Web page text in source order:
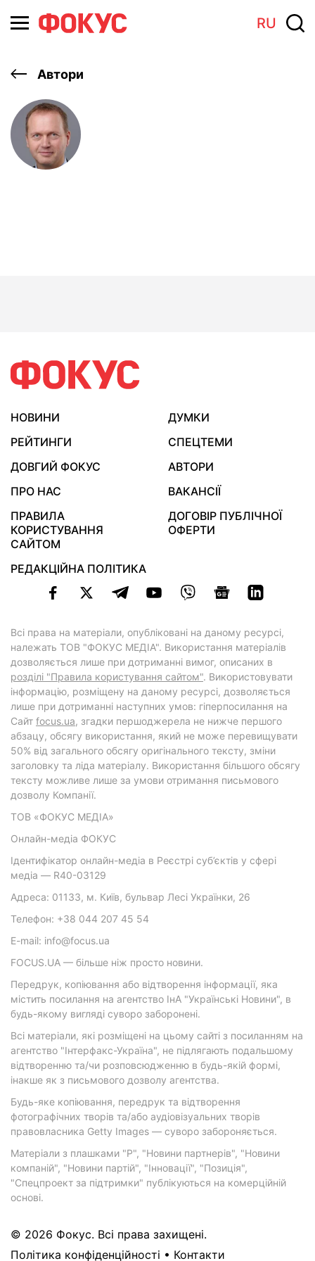
RU
Автори
НОВИНИ
ДУМКИ
РЕЙТИНГИ
СПЕЦТЕМИ
ДОВГИЙ ФОКУС
АВТОРИ
ПРО НАС
ВАКАНСІЇ
ПРАВИЛА
КОРИСТУВАННЯ
САЙТОМ
ДОГОВІР ПУБЛІЧНОЇ
ОФЕРТИ
РЕДАКЦІЙНА ПОЛІТИКА
Всі права на матеріали, опубліковані на даному ресурсі,
належать ТОВ "ФОКУС МЕДІА". Використання матеріалів
дозволяється лише при дотриманні вимог, описаних в
розділі "Правила користування сайтом". Використовувати
інформацію, розміщену на даному ресурсі, дозволяється
лише при дотриманні наступних умов: гіперпосилання на
Cайт focus.ua, згадки першоджерела не нижче першого
абзацу, обсягу використання, який не може перевищувати
50% від загального обсягу оригінального тексту, зміни
заголовку та ліда матеріалу. Використання більшого обсягу
тексту можливе лише за умови отримання письмового
дозволу Компанії.
ТОВ «ФОКУС МЕДІА»
Онлайн-медіа ФОКУС
Ідентифікатор онлайн-медіа в Реєстрі суб’єктів у сфері
медіа — R40-03129
Адреса: 01133, м. Київ, бульвар Лесі Українки, 26
Телефон: +38 044 207 45 54
E-mail: info@focus.ua
FOCUS.UA — більше ніж просто новини.
Передрук, копіювання або відтворення інформації, яка
містить посилання на агентство ІнА "Українські Новини", в
будь-якому вигляді суворо заборонені.
Всі матеріали, які розміщені на цьому сайті з посиланням на
агентство "Інтерфакс-Україна", не підлягають подальшому
відтворенню та/чи розповсюдженню в будь-якій формі,
інакше як з письмового дозволу агентства.
Будь-яке копіювання, передрук та відтворення
фотографічних творів та/або аудіовізуальних творів
правовласника Getty Images — суворо забороняється.
Матеріали з плашками "Р", "Новини партнерів", "Новини
компаній", "Новини партій", "Інновації", "Позиція",
"Спецпроект за підтримки" публікуються на комерційній
основі.
© 2026 Фокус. Всі права захищені.
Політика конфіденційності • Контакти